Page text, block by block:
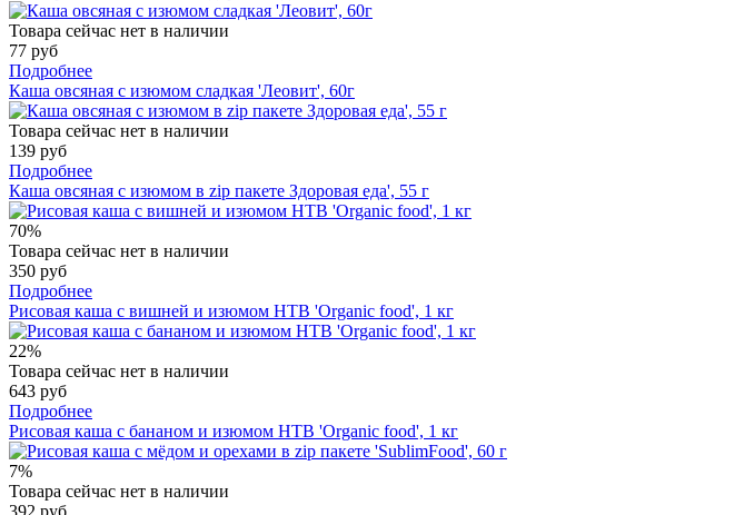
Товара сейчас нет в наличии
77 руб
Подробнее
Каша овсяная с изюмом сладкая 'Леовит', 60г
Товара сейчас нет в наличии
139 руб
Подробнее
Каша овсяная с изюмом в zip пакете Здоровая еда', 55 г
70%
Товара сейчас нет в наличии
350 руб
Подробнее
Рисовая каша с вишней и изюмом НТВ 'Organic food', 1 кг
22%
Товара сейчас нет в наличии
643 руб
Подробнее
Рисовая каша с бананом и изюмом НТВ 'Organic food', 1 кг
7%
Товара сейчас нет в наличии
392 руб